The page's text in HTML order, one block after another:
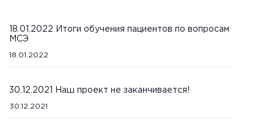
18.01.2022 Итоги обучения пациентов по вопросам
МСЭ
18.01.2022
30.12.2021 Наш проект не заканчивается!
30.12.2021